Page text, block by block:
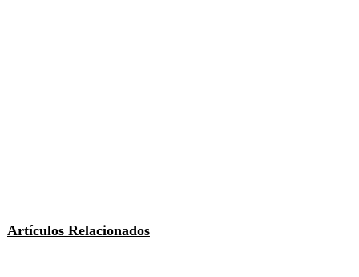
Artículos Relacionados